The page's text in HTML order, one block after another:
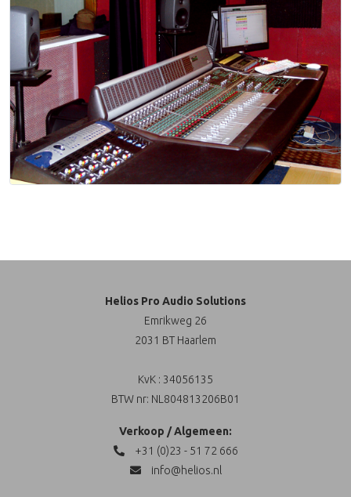
Helios Pro Audio Solutions
Emrikweg 26
2031 BT Haarlem
KvK : 34056135
BTW nr: NL804813206B01
Verkoop / Algemeen:
+31 (0)23 - 51 72 666
info@helios.nl